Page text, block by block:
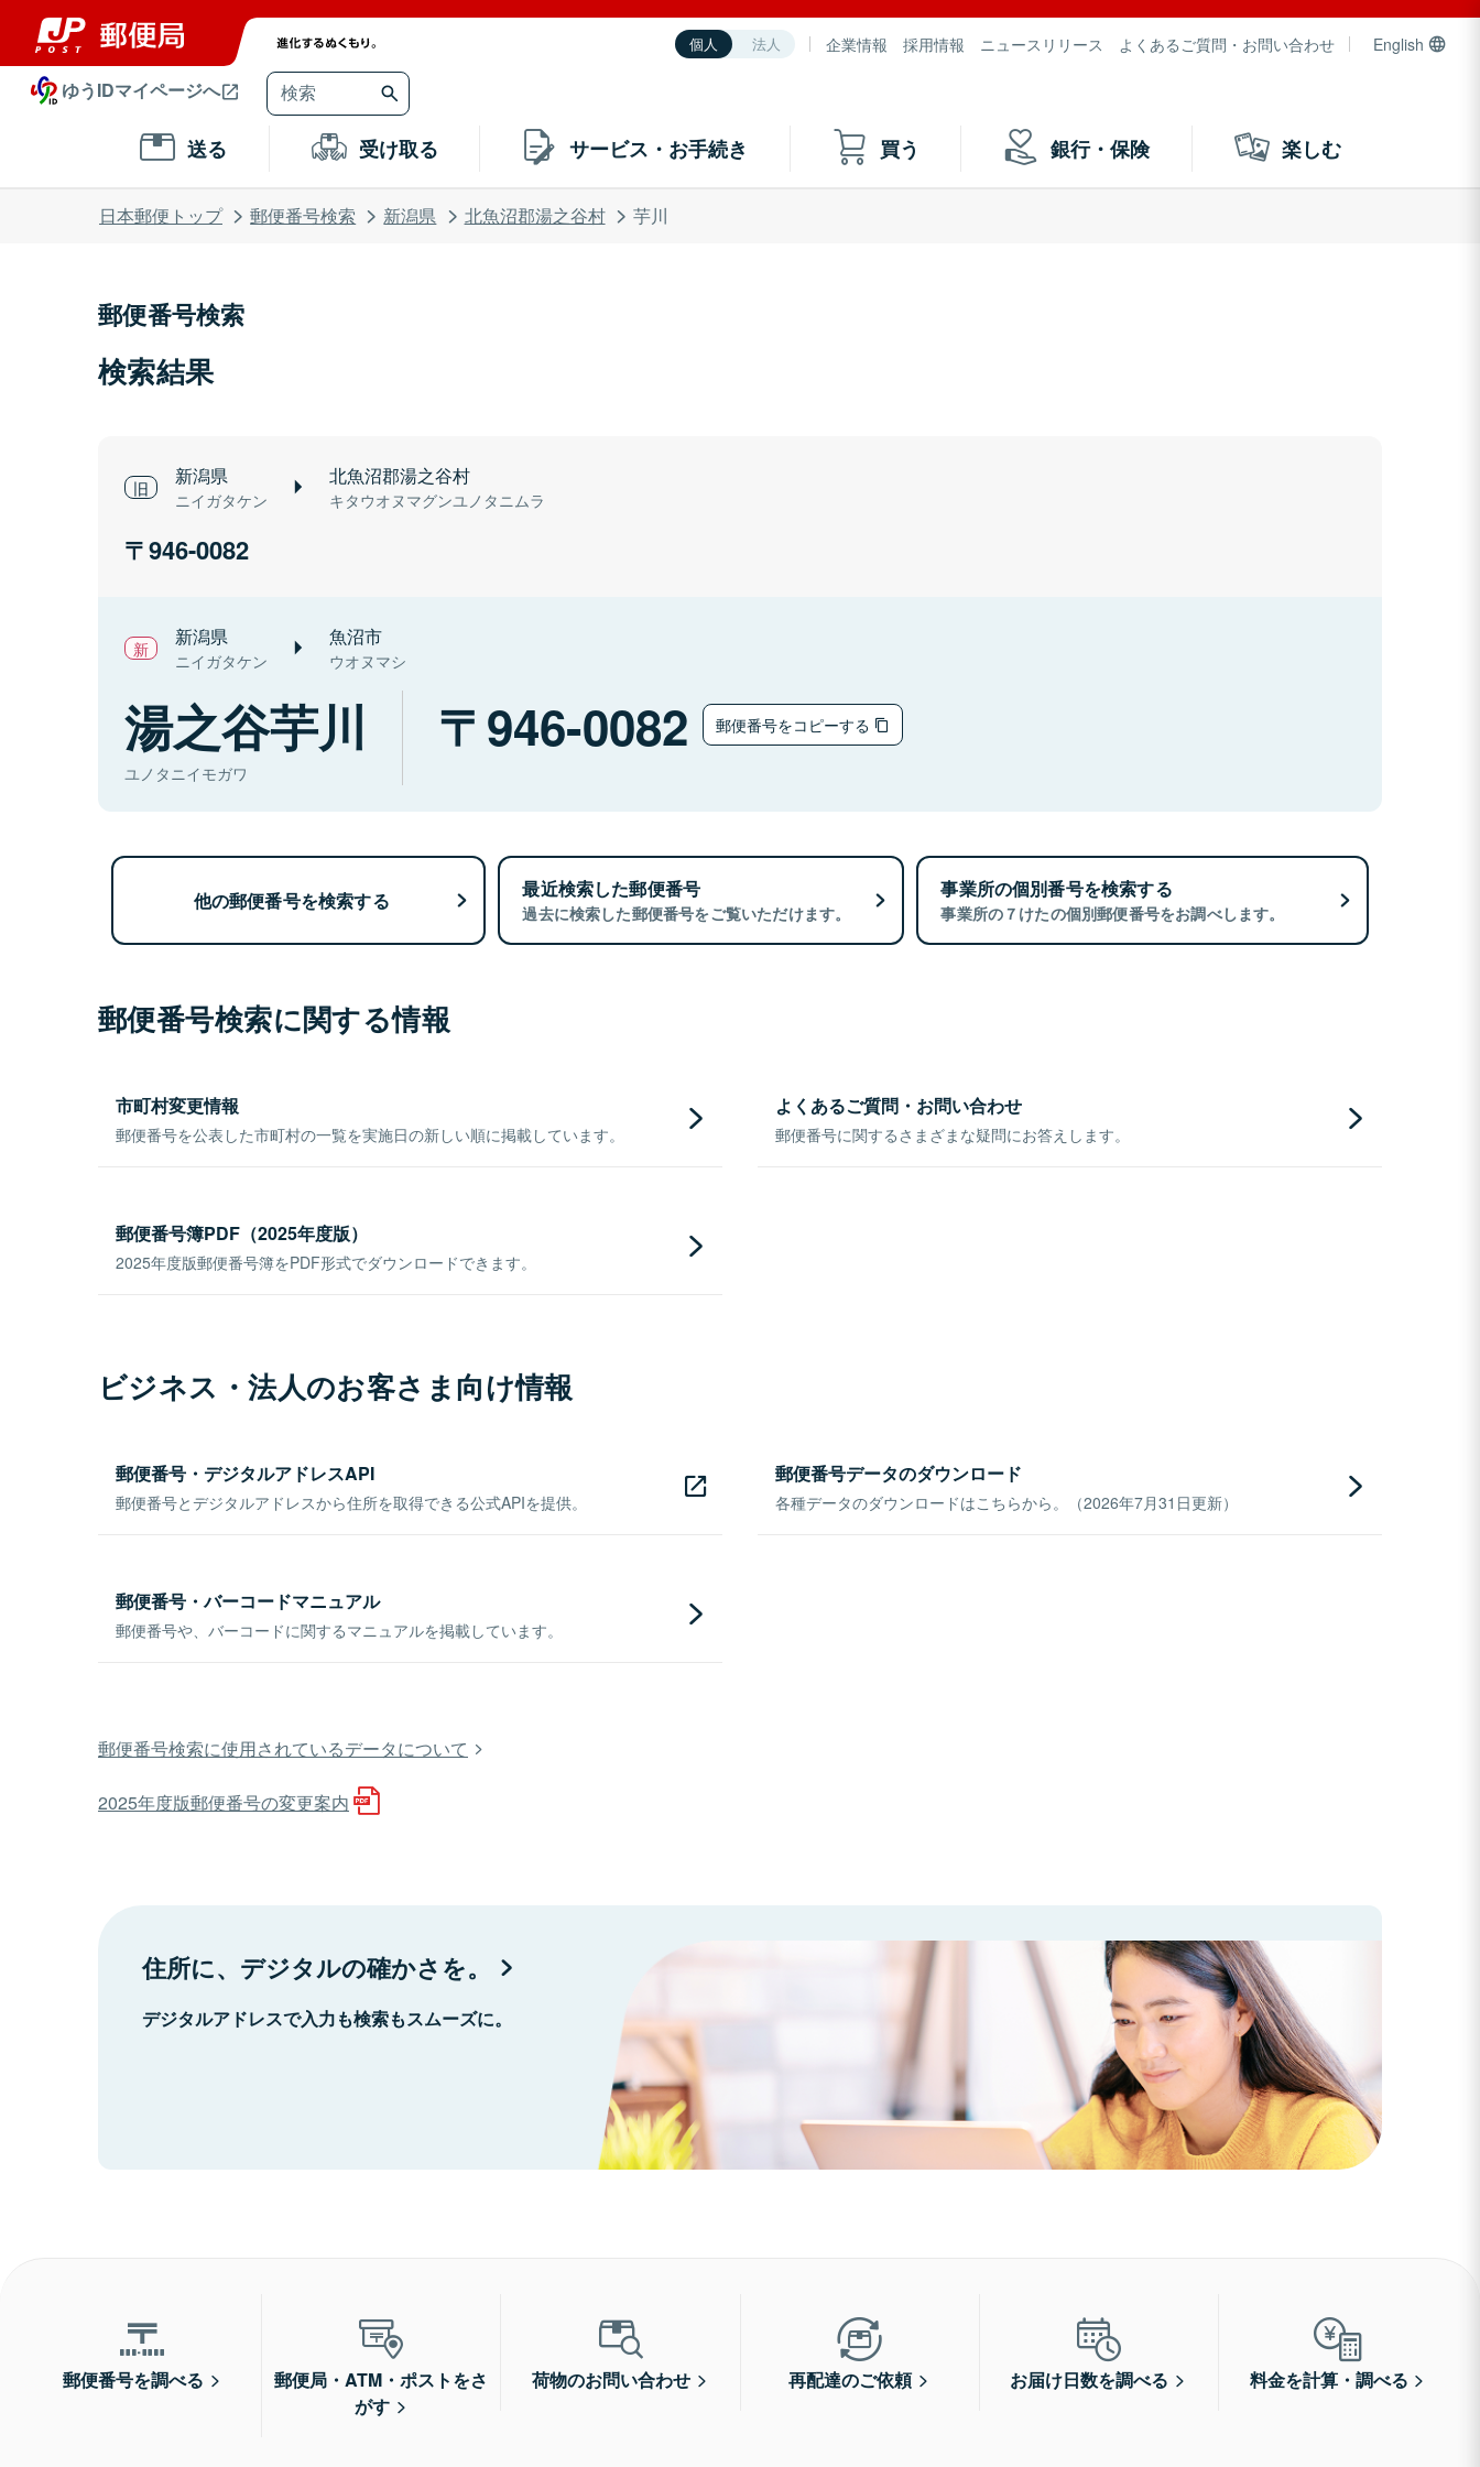
個人 法人 企業情報 採用情報 ニュースリリース よくあるご質問・お問い合わせ English
ゆうIDマイページへ
送る 受け取る サービス・お手続き 買う 銀行・保険 楽しむ
日本郵便トップ 郵便番号検索 新潟県 北魚沼郡湯之谷村 芋川
郵便番号検索
検索結果
新潟県
ニイガタケン
北魚沼郡湯之谷村
キタウオヌマグンユノタニムラ
946-0082
新潟県
ニイガタケン
魚沼市
ウオヌマシ
湯之谷芋川
ユノタニイモガワ
946-0082 郵便番号をコピーする
他の郵便番号を検索する 最近検索した郵便番号
過去に検索した郵便番号をご覧いただけます。
事業所の個別番号を検索する
事業所の７けたの個別郵便番号をお調べします。
郵便番号検索に関する情報
市町村変更情報
郵便番号を公表した市町村の一覧を実施日の新しい順に掲載しています。
よくあるご質問・お問い合わせ
郵便番号に関するさまざまな疑問にお答えします。
郵便番号簿PDF（2025年度版）
2025年度版郵便番号簿をPDF形式でダウンロードできます。
ビジネス・法人のお客さま向け情報
郵便番号・デジタルアドレスAPI
郵便番号とデジタルアドレスから住所を取得できる公式APIを提供。
郵便番号データのダウンロード
各種データのダウンロードはこちらから。（2026年7月31日更新）
郵便番号・バーコードマニュアル
郵便番号や、バーコードに関するマニュアルを掲載しています。
郵便番号検索に使用されているデータについて
2025年度版郵便番号の変更案内
住所に、デジタルの確かさを。
デジタルアドレスで入力も検索もスムーズに。
郵便番号を調べる
郵便局・ATM・ポストをさ
がす
荷物のお問い合わせ 再配達のご依頼 お届け日数を調べる 料金を計算・調べる